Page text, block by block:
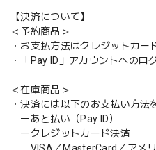
【決済について】
＜予約商品＞
・お支払方法はクレジットカー
・「Pay ID」アカウントへのロ
＜在庫商品＞
・決済には以下のお支払い方法
ーあと払い（Pay ID）
ークレジットカード決済